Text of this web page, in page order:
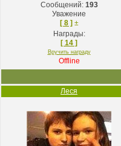
Сообщений: 193
Уважение
[ 8 ] ±
Награды:
[ 14 ]
Вручить награду
Offline
Леся